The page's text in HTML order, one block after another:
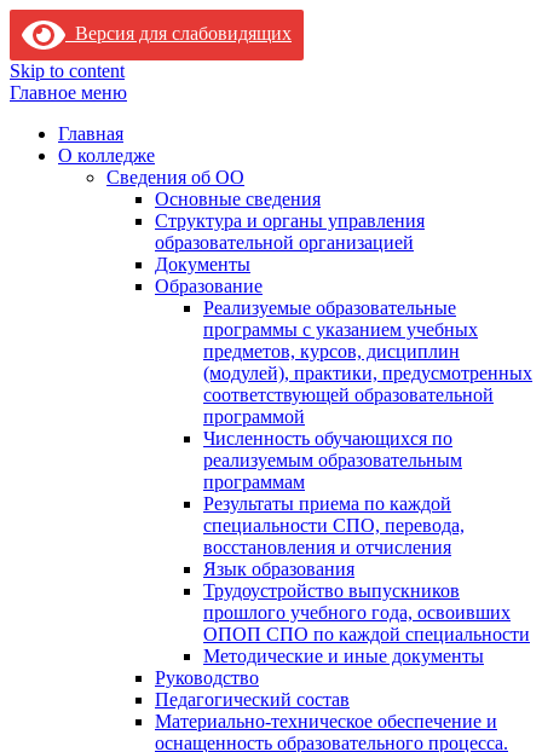
Версия для слабовидящих
Skip to content
Главное меню
Главная
О колледже
Сведения об ОО
Основные сведения
Структура и органы управления
образовательной организацией
Документы
Образование
Реализуемые образовательные
программы с указанием учебных
предметов, курсов, дисциплин
(модулей), практики, предусмотренных
соответствующей образовательной
программой
Численность обучающихся по
реализуемым образовательным
программам
Результаты приема по каждой
специальности СПО, перевода,
восстановления и отчисления
Язык образования
Трудоустройство выпускников
прошлого учебного года, освоивших
ОПОП СПО по каждой специальности
Методические и иные документы
Руководство
Педагогический состав
Материально-техническое обеспечение и
оснащенность образовательного процесса.